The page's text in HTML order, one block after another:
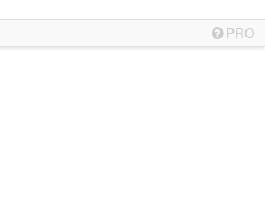
PRO